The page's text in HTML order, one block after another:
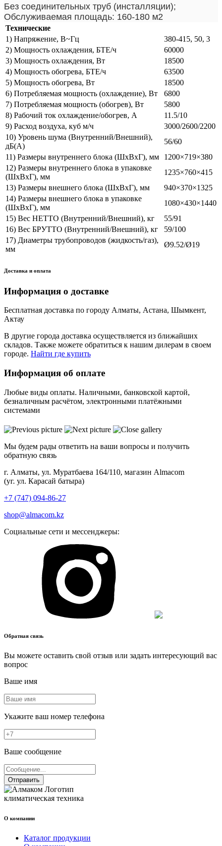
Без соединительных труб (инсталляции);
Обслуживаемая площадь: 160-180 м2
Технические
1) Напряжение, В~Гц
380-415, 50, 3
2) Мощность охлаждения, БТЕ/ч
60000
3) Мощность охлаждения, Вт
18500
4) Мощность обогрева, БТЕ/ч
63500
5) Мощность обогрева, Вт
18500
6) Потребляемая мощность (охлаждение), Вт
6800
7) Потребляемая мощность (обогрев), Вт
5800
8) Рабочий ток охлаждение/обогрев, А
11.5/10
9) Расход воздуха, куб м/ч
3000/2600/2200
10) Уровень шума (Внутренний/Внешний),
дБ(А)
56/60
11) Размеры внутреннего блока (ШхВхГ), мм
1200×719×380
12) Размеры внутреннего блока в упаковке
(ШхВхГ), мм
1235×760×415
13) Размеры внешнего блока (ШхВхГ), мм
940×370×1325
14) Размеры внешнего блока в упаковке
(ШхВхГ), мм
1080×430×1440
15) Вес НЕТТО (Внутренний/Внешний), кг
55/91
16) Вес БРУТТО (Внутренний/Внешний), кг
59/100
17) Диаметры трубопроводов (жидкость/газ),
мм
Ø9.52/Ø19
Доставка и оплата
Информация о доставке
Бесплатная доставка по городу Алматы, Астана, Шымкент,
Актау
В другие города доставка осуществляется из ближайших
складов. Также можете обратиться к нашим дилерам в своем
городе. Найти где купить
Информация об оплате
Любые виды оплаты. Наличными, банковской картой,
безналичным расчётом, электронными платёжными
системами
Мы будем рады ответить на ваши вопросы и получить
обратную связь
г. Алматы, ул. Муратбаева 164/110, магазин Almacom
(уг. ул. Карасай батыра)
+7 (747) 094-86-27
shop@almacom.kz
Социальные сети и мессенджеры:
Обратная связь
Вы можете оставить свой отзыв или задать интересующий вас
вопрос
Ваше имя
Укажите ваш номер телефона
Ваше сообщение
Отправить
климатическая техника
О компании
Каталог продукции